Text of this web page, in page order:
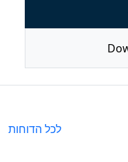
לכל הדוחות